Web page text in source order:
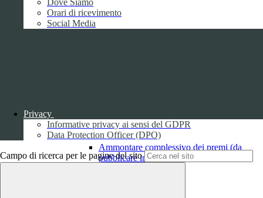
Dove Siamo
Orari di ricevimento
Social Media
Privacy
Informative privacy ai sensi del GDPR
Data Protection Officer (DPO)
Campo di ricerca per le pagine del sito
Ammontare complessivo dei premi (da
pubblicare in tabelle) 1